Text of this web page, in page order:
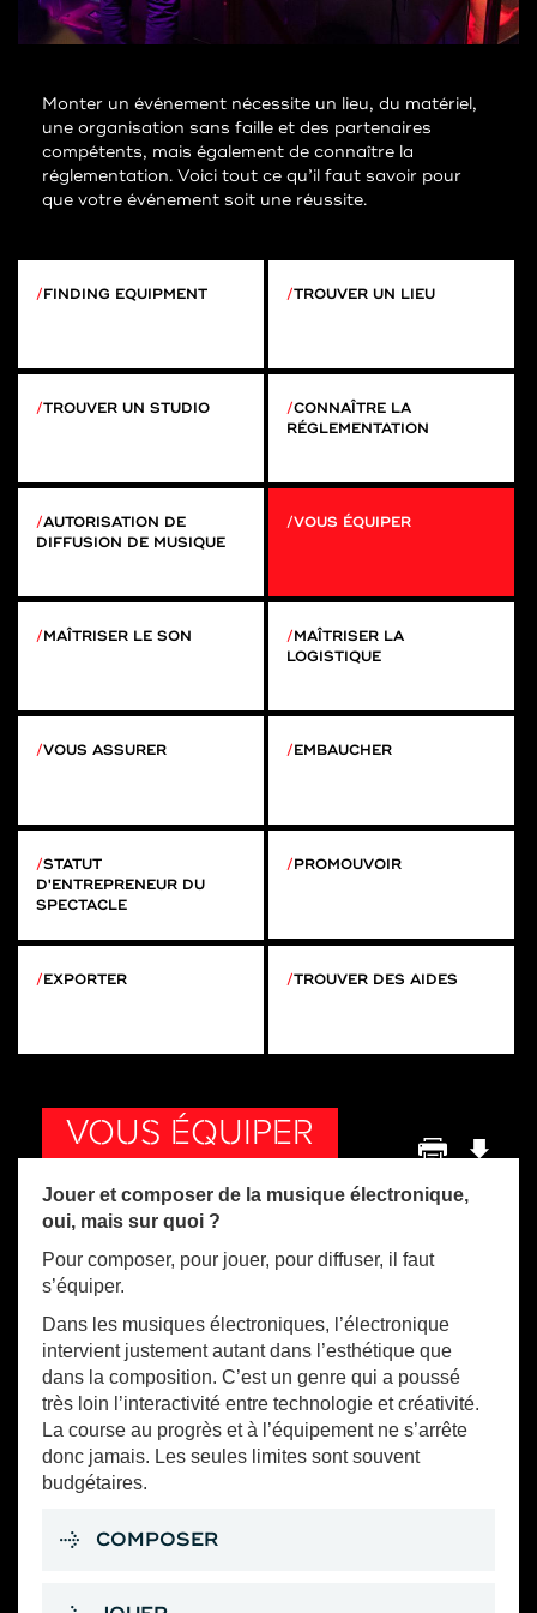
Monter un événement nécessite un lieu, du matériel,
une organisation sans faille et des partenaires
compétents, mais également de connaître la
réglementation. Voici tout ce qu’il faut savoir pour
que votre événement soit une réussite.
FINDING EQUIPMENT TROUVER UN LIEU
TROUVER UN STUDIO
CONNAÎTRE LA
RÉGLEMENTATION
AUTORISATION DE
DIFFUSION DE MUSIQUE
VOUS ÉQUIPER
MAÎTRISER LE SON
MAÎTRISER LA
LOGISTIQUE
VOUS ASSURER EMBAUCHER
STATUT
D'ENTREPRENEUR DU
SPECTACLE
PROMOUVOIR
EXPORTER TROUVER DES AIDES
VOUS ÉQUIPER
Jouer et composer de la musique électronique,
oui, mais sur quoi ?
Pour composer, pour jouer, pour diffuser, il faut
s’équiper.
Dans les musiques électroniques, l’électronique
intervient justement autant dans l’esthétique que
dans la composition. C’est un genre qui a poussé
très loin l’interactivité entre technologie et créativité.
La course au progrès et à l’équipement ne s’arrête
donc jamais. Les seules limites sont souvent
budgétaires.
COMPOSER